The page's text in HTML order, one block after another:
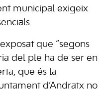
municipal exigeix
que “segons
del ple ha de ser en
que és la
d’Andratx no